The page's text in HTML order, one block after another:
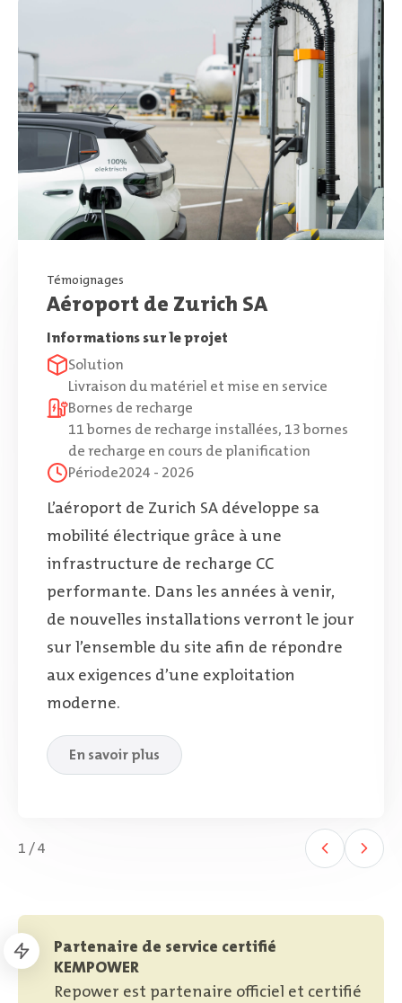
Témoignages
Aéroport de Zurich SA
Informations sur le projet
Solution
Livraison du matériel et mise en service
Bornes de recharge
11 bornes de recharge installées, 13 bornes
de recharge en cours de planification
Période2024 - 2026
L’aéroport de Zurich SA développe sa
mobilité électrique grâce à une
infrastructure de recharge CC
performante. Dans les années à venir,
de nouvelles installations verront le jour
sur l’ensemble du site afin de répondre
aux exigences d’une exploitation
moderne.
En savoir plus
1 /4
Partenaire de service certifié
KEMPOWER
Repower est partenaire officiel et certifié